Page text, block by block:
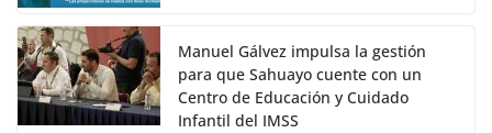
Manuel Gálvez impulsa la gestión
para que Sahuayo cuente con un
Centro de Educación y Cuidado
Infantil del IMSS